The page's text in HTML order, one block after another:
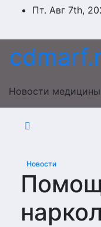
ПерейтиПт. Авг 7th,
Новости
Новости